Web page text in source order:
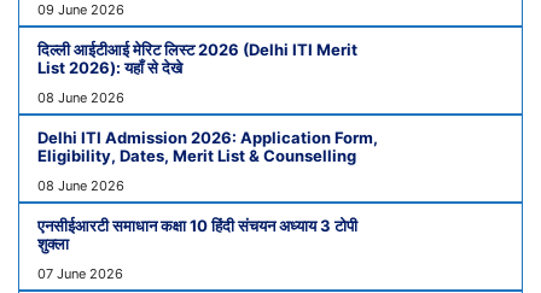
09 June 2026
दिल्ली आईटीआई मेरिट लिस्ट 2026 (Delhi ITI Merit
List 2026): यहाँ से देखे
08 June 2026
Delhi ITI Admission 2026: Application Form,
Eligibility, Dates, Merit List & Counselling
08 June 2026
एनसीईआरटी समाधान कक्षा 10 हिंदी संचयन अध्याय 3 टोपी
शुक्ला
07 June 2026